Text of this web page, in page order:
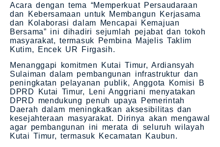
Acara dengan tema “Memperkuat Persaudaraan
dan Kebersamaan untuk Membangun Kerjasama
dan Kolaborasi dalam Mencapai Kemajuan
Bersama” ini dihadiri sejumlah pejabat dan tokoh
masyarakat, termasuk Pembina Majelis Taklim
Kutim, Encek UR Firgasih.
Menanggapi komitmen Kutai Timur, Ardiansyah
Sulaiman dalam pembangunan infrastruktur dan
peningkatan pelayanan publik, Anggota Komisi B
DPRD Kutai Timur, Leni Anggriani menyatakan
DPRD mendukung penuh upaya Pemerintah
Daerah dalam meningkatkan aksesibilitas dan
kesejahteraan masyarakat. Dirinya akan mengawal
agar pembangunan ini merata di seluruh wilayah
Kutai Timur, termasuk Kecamatan Kaubun.